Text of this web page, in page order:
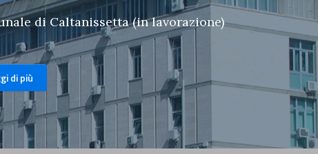
di Caltanissetta (in lavorazione)
di più